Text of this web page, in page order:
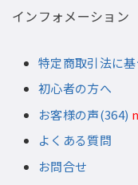
インフォメーション
特定商取引法に
初心者の方へ
お客様の声(364)
よくある質問
お問合せ